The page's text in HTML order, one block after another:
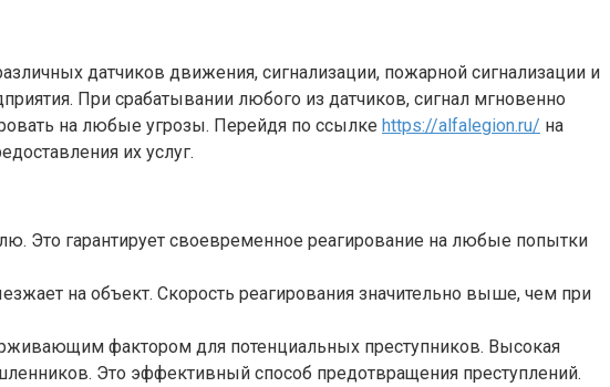
датчиков движения, сигнализации, пожарной сигнализации и
При срабатывании любого из датчиков, сигнал мгновенно
на любые угрозы. Перейдя по ссылке https://alfalegion.ru/ на
их услуг.
Это гарантирует своевременное реагирование на любые попытки
на объект. Скорость реагирования значительно выше, чем при
фактором для потенциальных преступников. Высокая
Это эффективный способ предотвращения преступлений.